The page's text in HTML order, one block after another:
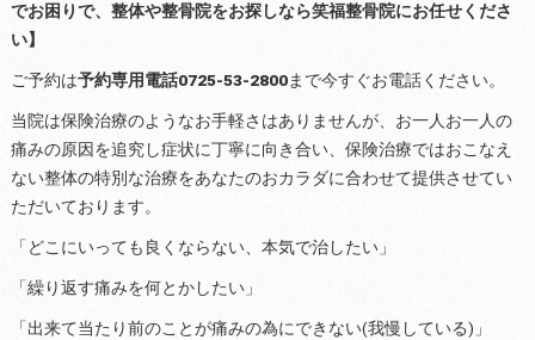
でお困りで、整体や整骨院をお探しなら笑福整骨院にお任せくださ
い】
ご予約は予約専用電話0725-53-2800まで今すぐお電話ください。
当院は保険治療のようなお手軽さはありませんが、お一人お一人の
痛みの原因を追究し症状に丁寧に向き合い、保険治療ではおこなえ
ない整体の特別な治療をあなたのおカラダに合わせて提供させてい
ただいております。
「どこにいっても良くならない、本気で治したい」
「繰り返す痛みを何とかしたい」
「出来て当たり前のことが痛みの為にできない(我慢している)」